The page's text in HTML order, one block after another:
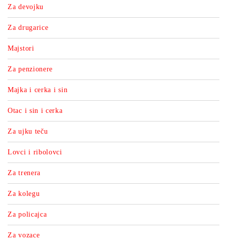
Za devojku
Za drugarice
Majstori
Za penzionere
Majka i cerka i sin
Otac i sin i cerka
Za ujku teču
Lovci i ribolovci
Za trenera
Za kolegu
Za policajca
Za vozace